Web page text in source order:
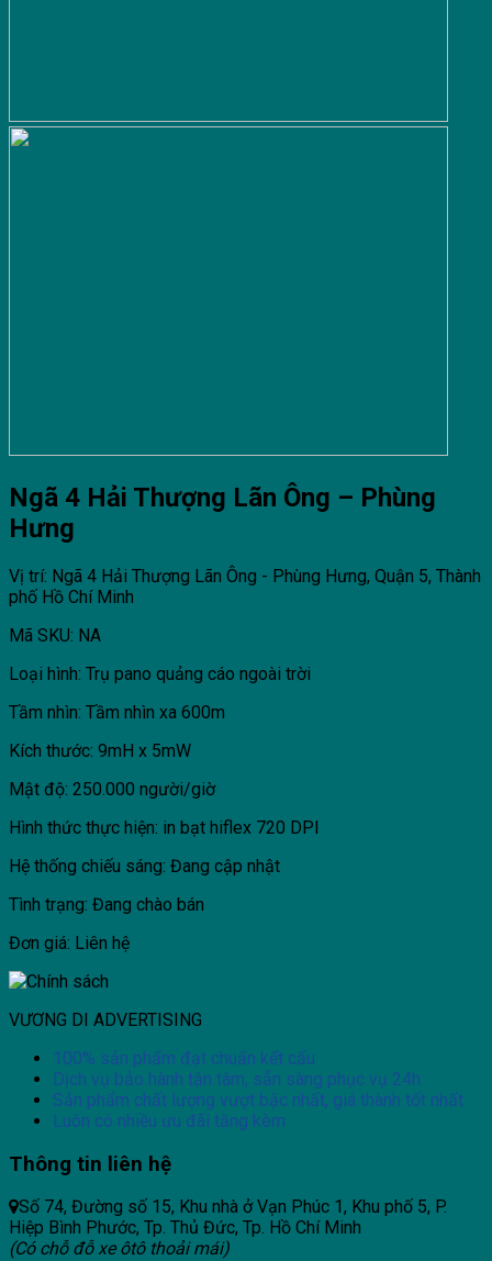
Ngã 4 Hải Thượng Lãn Ông – Phùng
Hưng
Vị trí: Ngã 4 Hải Thượng Lãn Ông - Phùng Hưng, Quận 5, Thành
phố Hồ Chí Minh
Mã SKU: NA
Loại hình: Trụ pano quảng cáo ngoài trời
Tầm nhìn: Tầm nhìn xa 600m
Kích thước: 9mH x 5mW
Mật độ: 250.000 người/giờ
Hình thức thực hiện: in bạt hiflex 720 DPI
Hệ thống chiếu sáng: Đang cập nhật
Tình trạng: Đang chào bán
Đơn giá: Liên hệ
VƯƠNG DI ADVERTISING
100% sản phẩm đạt chuẩn kết cấu
Dịch vụ bảo hành tận tâm, sẵn sàng phục vụ 24h
Sản phẩm chất lượng vượt bậc nhất, giá thành tốt nhất
Luôn có nhiều ưu đãi tặng kèm
Thông tin liên hệ
Số 74, Đường số 15, Khu nhà ở Vạn Phúc 1, Khu phố 5, P.
Hiệp Bình Phước, Tp. Thủ Đức, Tp. Hồ Chí Minh
(Có chỗ đỗ xe ôtô thoải mái)